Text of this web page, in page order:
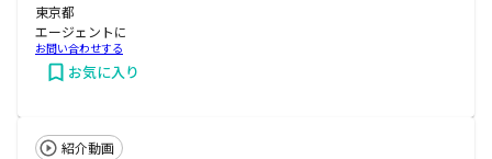
東京都
エージェントに
お問い合わせする
お気に入り
紹介動画